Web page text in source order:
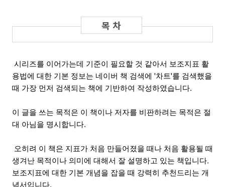
용법에 대한 기본 정보는 네이버 책 검색에 '차트'를 검색했을
때 가장 먼저 검색되는 책에 기반하여 작성하였습니다.
이 글을 쓰는 목적은 이 책이나 저자를 비판하려는 목적은 절
대 아님을 명시합니다.
생겨난 목적이나 의미에 대해서 잘 설명하고 있는 책입니다.
보조지표에 대한 기본 개념을 잡을 때 강력히 추천드리는 개
념서입니다.